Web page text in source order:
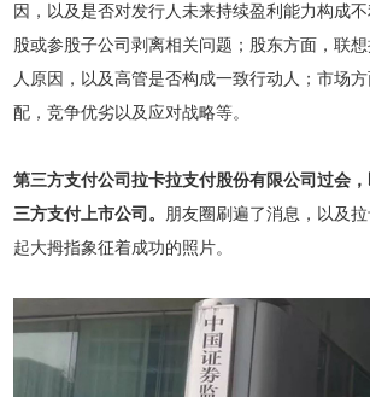
因，以及是否对发行人未来持续盈利能力构成
股或参股子公司剥离相关问题；股东方面，联
人原因，以及高管是否构成一致行动人；市场
配，竞争优劣以及应对战略等。
第三方支付公司拉卡拉支付股份有限公司过会
三方支付上市公司。
朋友圈刷遍了消息，以及
起大拇指象征着成功的照片。